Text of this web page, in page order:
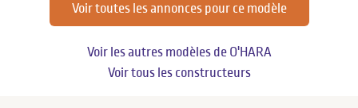
Voir toutes les annonces pour ce modèle
Voir les autres modèles de O'HARA
Voir tous les constructeurs